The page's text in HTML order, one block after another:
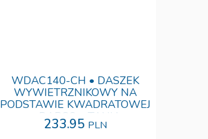
WDAC140-CH • DASZEK
WYWIETRZNIKOWY NA
PODSTAWIE KWADRATOWEJ
• DARCO • TANIA
PROFESJONALNA WYSYŁKA
233.95 PLN